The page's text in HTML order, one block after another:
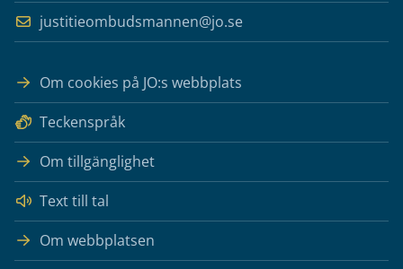
justitieombudsmannen@jo.se
Om cookies på JO:s webbplats
Teckenspråk
Om tillgänglighet
Text till tal
Om webbplatsen